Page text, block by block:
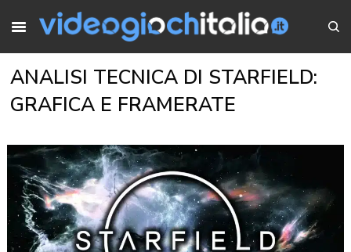
ANALISI TECNICA DI STARFIELD:
GRAFICA E FRAMERATE